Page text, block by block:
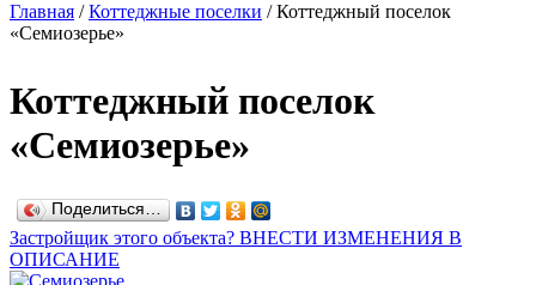
Главная / Коттеджные поселки /Коттеджный поселок
«Семиозерье»
Коттеджный поселок
«Семиозерье»
Поделиться…
Застройщик этого объекта? ВНЕСТИ ИЗМЕНЕНИЯ В
ОПИСАНИЕ